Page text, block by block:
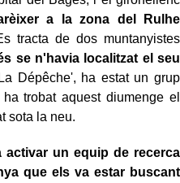
a la zona del Rulhe
tracta de dos muntanyistes
se n'havia localitzat el seu
Dépêche', ha estat un grup
trobat aquest diumenge el
sota la neu.
activar un equip de recerca
que els va estar buscant